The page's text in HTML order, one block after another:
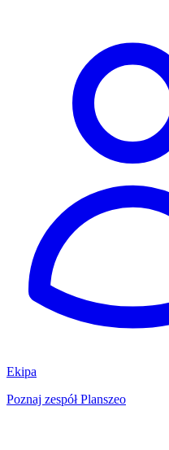
Ekipa
Poznaj zespół Planszeo